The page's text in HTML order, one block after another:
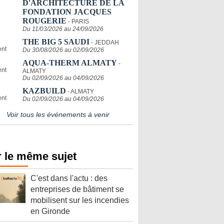
D'ARCHITECTURE DE LA
FONDATION JACQUES
ROUGERIE - PARIS
Du 11/03/2026 au 24/09/2026
THE BIG 5 SAUDI - JEDDAH
Du 30/08/2026 au 02/09/2026
AQUA-THERM ALMATY -
ALMATY
Du 02/09/2026 au 04/09/2026
KAZBUILD - ALMATY
Du 02/09/2026 au 04/09/2026
Voir tous les événements à venir
le même sujet
C'est dans l'actu : des
entreprises de bâtiment se
mobilisent sur les incendies
en Gironde